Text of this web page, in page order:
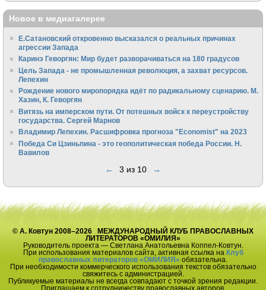
Новое в медиагалерее
Е.Сатановский откровенно высказался о реальных причинах
агрессии Запада
Каринэ Геворгян: Мир будет разворачиваться на 180 градусов
Цель Запада - не промышленная революция, а захват ресурсов.
Лепехин
Рождение нового миропорядка идёт по радикальному сценарию. М.
Хазин, К. Геворгян
Витязь на имперском пути. От потешных войск к переустройству
государства. Сергей Марнов
Владимир Лепехин. Расшифровка прогноза "Economist" на 2023
Победа Си Цзиньпина - это геополитическая победа России. Н.
Вавилов
← 3 из 10 →
© А. Ковтун 2008–2026 МЕЖДУНАРОДНЫЙ КЛУБ ПРАВОСЛАВНЫХ
ЛИТЕРАТОРОВ «ОМИЛИЯ»
Руководитель проекта — Светлана Анатольевна Коппел-Ковтун.
При использования материалов сайта, активная ссылка на Клуб
православных литераторов «ОМИЛИЯ» обязательна.
При необходимости коммерческого использования текстов обязательно
свяжитесь с администрацией.
Публикуемые материалы не всегда совпадают с точкой зрения редакции.
Приглашаем к сотрудничеству православных авторов.